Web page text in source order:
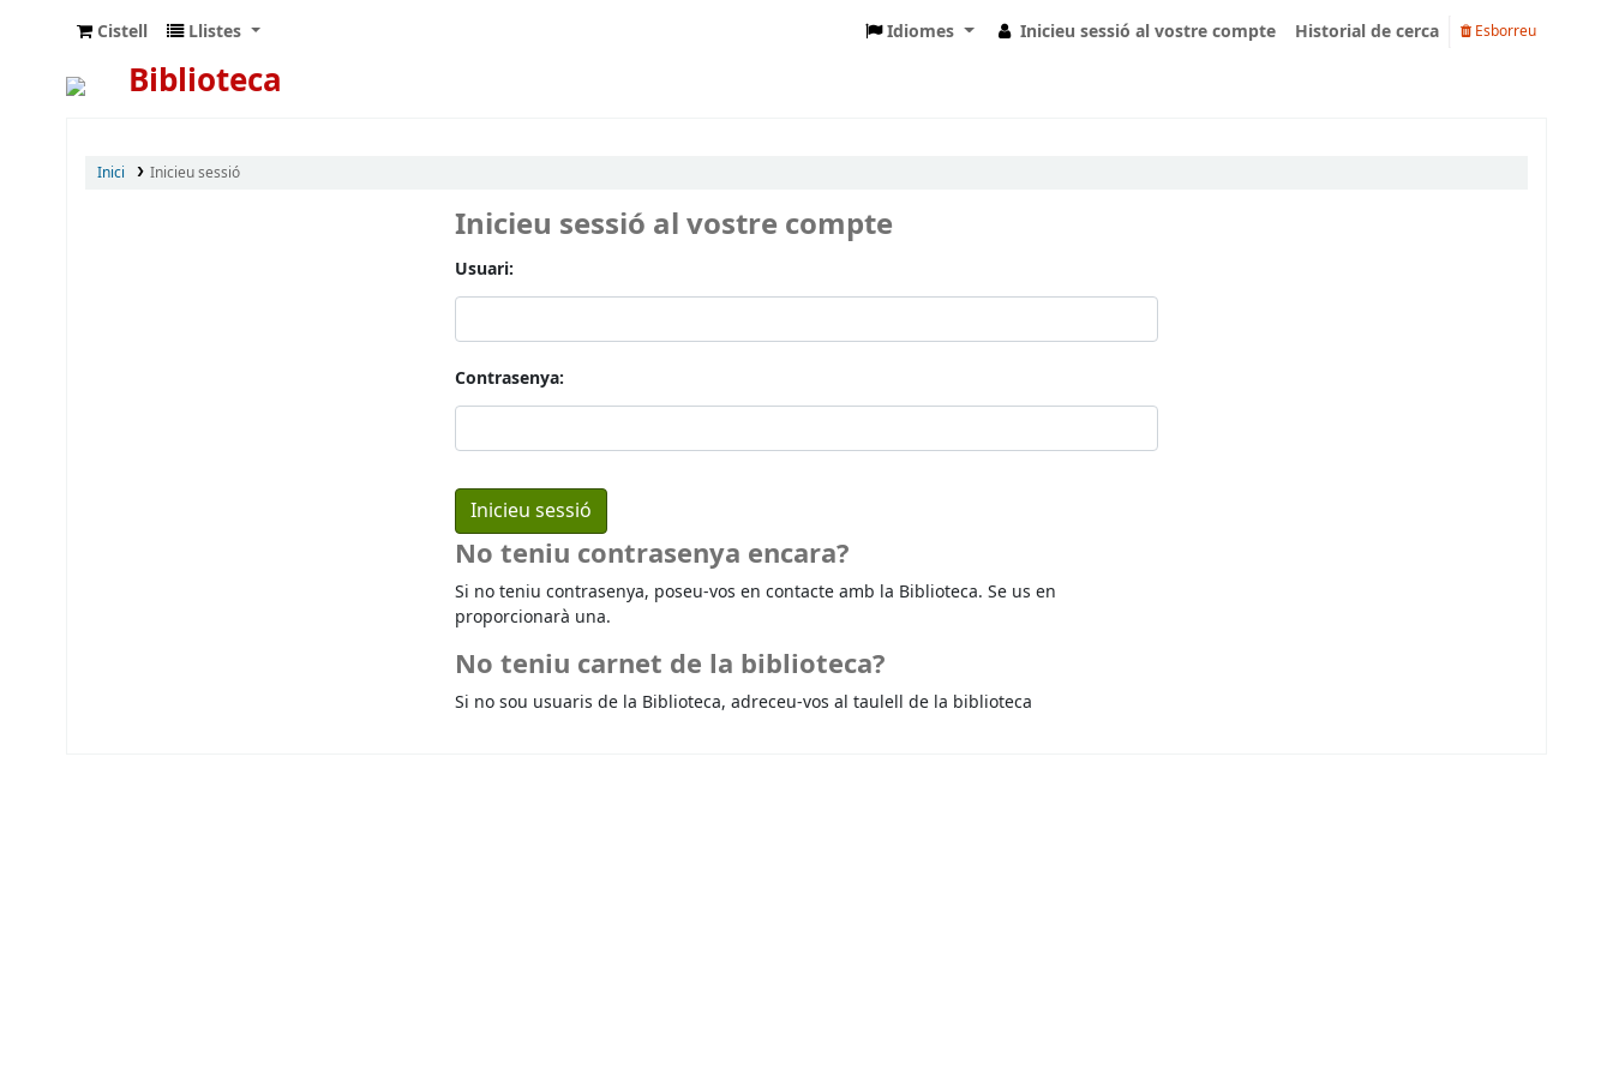
Cistell Llistes Idiomes Inicieu sessió al vostre compte Historial de cerca Esborreu
Biblioteca
Inici Inicieu sessió
Inicieu sessió al vostre compte
Usuari:
Contrasenya:
No teniu contrasenya encara?
Si no teniu contrasenya, poseu-vos en contacte amb la Biblioteca. Se us en
proporcionarà una.
No teniu carnet de la biblioteca?
Si no sou usuaris de la Biblioteca, adreceu-vos al taulell de la biblioteca